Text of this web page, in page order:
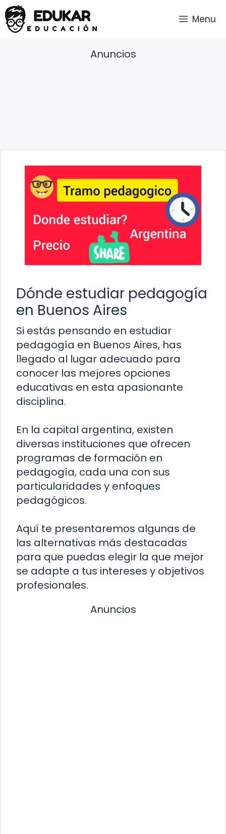
Saltar
al
contenido
Menu
Anuncios
Dónde estudiar pedagogía
en Buenos Aires
Si estás pensando en estudiar
pedagogía en Buenos Aires, has
llegado al lugar adecuado para
conocer las mejores opciones
educativas en esta apasionante
disciplina.
En la capital argentina, existen
diversas instituciones que ofrecen
programas de formación en
pedagogía, cada una con sus
particularidades y enfoques
pedagógicos.
Aquí te presentaremos algunas de
las alternativas más destacadas
para que puedas elegir la que mejor
se adapte a tus intereses y objetivos
profesionales.
Anuncios